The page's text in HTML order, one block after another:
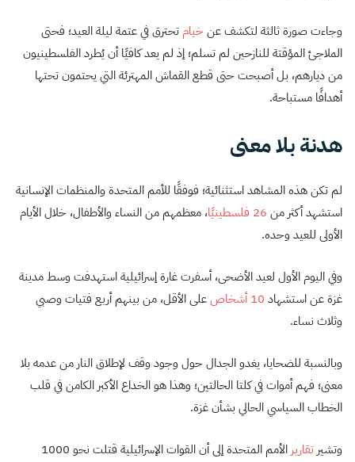
وجاءت صورة ثالثة لتكشف عنخيام تحترق في عتمة ليلة العيد؛ فحتى
الملاجئ المؤقتة للنازحين لم تسلم؛ إذ لم يعد كافيًا أن يُطرد الفلسطينيون
من ديارهم، بل أصبحت حتى قطع القماش المهترئة التي يحتمون تحتها
أهدافًا مستباحة.
هدنة بلا معنى
لم تكن هذه المشاهد استثنائية؛ فوفقًا للأمم المتحدة والمنظمات الإنسانية
استشهد أكثر من 26 فلسطينيًا
، معظمهم من النساء والأطفال، خلال الأيام
الأولى للعيد وحده.
وفي اليوم الأول لعيد الأضحى، أسفرت غارة إسرائيلية استهدفت وسط مدينة
غزة عن استشهاد 10 أشخاص
على الأقل، من بينهم أربع فتيات وصبي
وثلاث نساء.
وبالنسبة للضحايا، يغدو الجدال حول وجود وقف لإطلاق النار من عدمه بلا
معنى؛ فهم أموات في كلتا الحالتين؛ وهذا هو الخداع الأكبر الكامن في قلب
الخطاب السياسي الحالي بشأن غزة.
وتشير تقارير
الأمم المتحدة إلى أن القوات الإسرائيلية قتلت نحو 1000